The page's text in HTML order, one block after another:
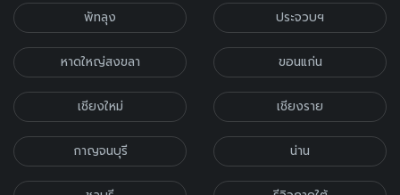
พัทลุง ประจวบฯ
หาดใหญ่สงขลา ขอนแก่น
เชียงใหม่ เชียงราย
กาญจนบุรี น่าน